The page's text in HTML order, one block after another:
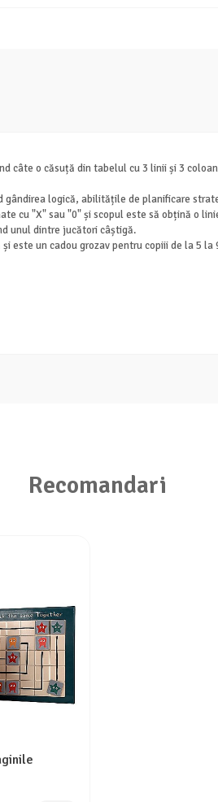
câte o căsuță din tabelul cu 3 linii și 3
logică, abilitățile de planificare
cu "X" sau "0" și scopul este să obțină o
unul dintre jucători câștigă.
este un cadou grozav pentru copiii de la 5 la
Recomandari